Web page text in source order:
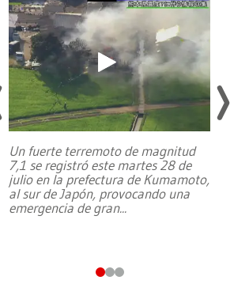
Un fuerte terremoto de magnitud
7,1 se registró este martes 28 de
julio en la prefectura de Kumamoto,
al sur de Japón, provocando una
emergencia de gran...